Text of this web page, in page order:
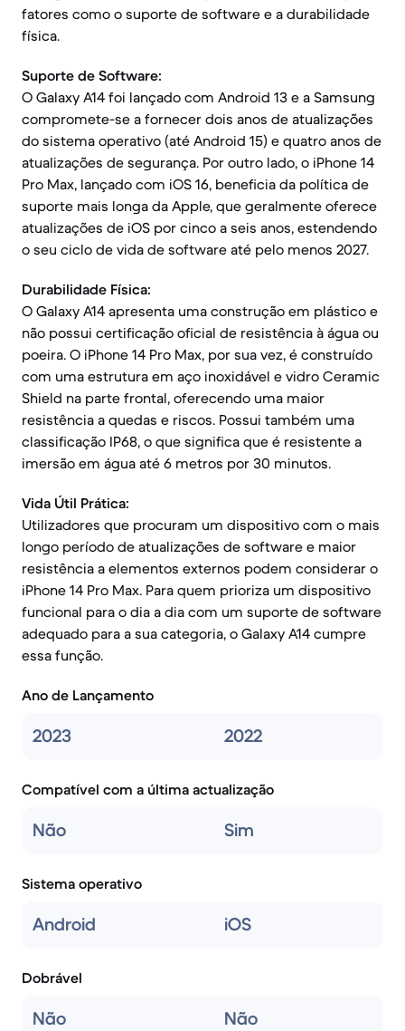
fatores como o suporte de software e a durabilidade
física.
Suporte de Software:
O Galaxy A14 foi lançado com Android 13 e a Samsung
compromete-se a fornecer dois anos de atualizações
do sistema operativo (até Android 15) e quatro anos de
atualizações de segurança. Por outro lado, o iPhone 14
Pro Max, lançado com iOS 16, beneficia da política de
suporte mais longa da Apple, que geralmente oferece
atualizações de iOS por cinco a seis anos, estendendo
o seu ciclo de vida de software até pelo menos 2027.
Durabilidade Física:
O Galaxy A14 apresenta uma construção em plástico e
não possui certificação oficial de resistência à água ou
poeira. O iPhone 14 Pro Max, por sua vez, é construído
com uma estrutura em aço inoxidável e vidro Ceramic
Shield na parte frontal, oferecendo uma maior
resistência a quedas e riscos. Possui também uma
classificação IP68, o que significa que é resistente a
imersão em água até 6 metros por 30 minutos.
Vida Útil Prática:
Utilizadores que procuram um dispositivo com o mais
longo período de atualizações de software e maior
resistência a elementos externos podem considerar o
iPhone 14 Pro Max. Para quem prioriza um dispositivo
funcional para o dia a dia com um suporte de software
adequado para a sua categoria, o Galaxy A14 cumpre
essa função.
Ano de Lançamento
2023 2022
Compatível com a última actualização
Não Sim
Sistema operativo
Android iOS
Dobrável
Não Não